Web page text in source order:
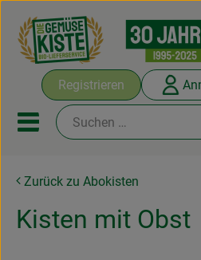
Registrieren
Mobiles Menu
Abokisten
Kochboxen
Zurück zu Abokisten
Kisten mit Obst